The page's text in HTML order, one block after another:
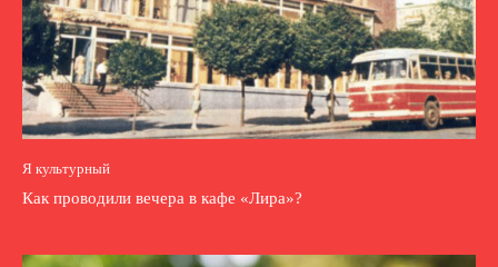
Я культурный
Как проводили вечера в кафе «Лира»?